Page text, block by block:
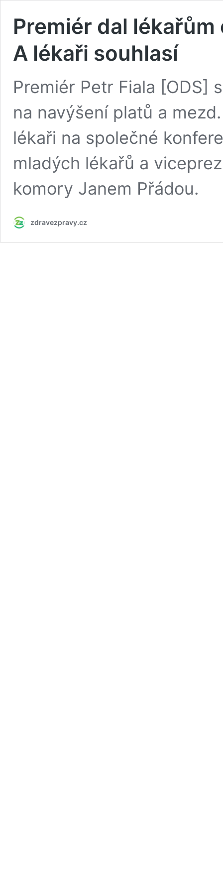
Premiér dal
A lékaři souhlasí
Premiér Petr Fiala [ODS]
na navýšení platů a
lékaři na společné
mladých lékařů a
komory Janem Přádou.
zdravezpravy.cz